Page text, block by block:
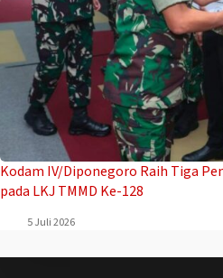
Kodam IV/Diponegoro Raih Tiga
pada LKJ TMMD Ke-128
5 Juli 2026